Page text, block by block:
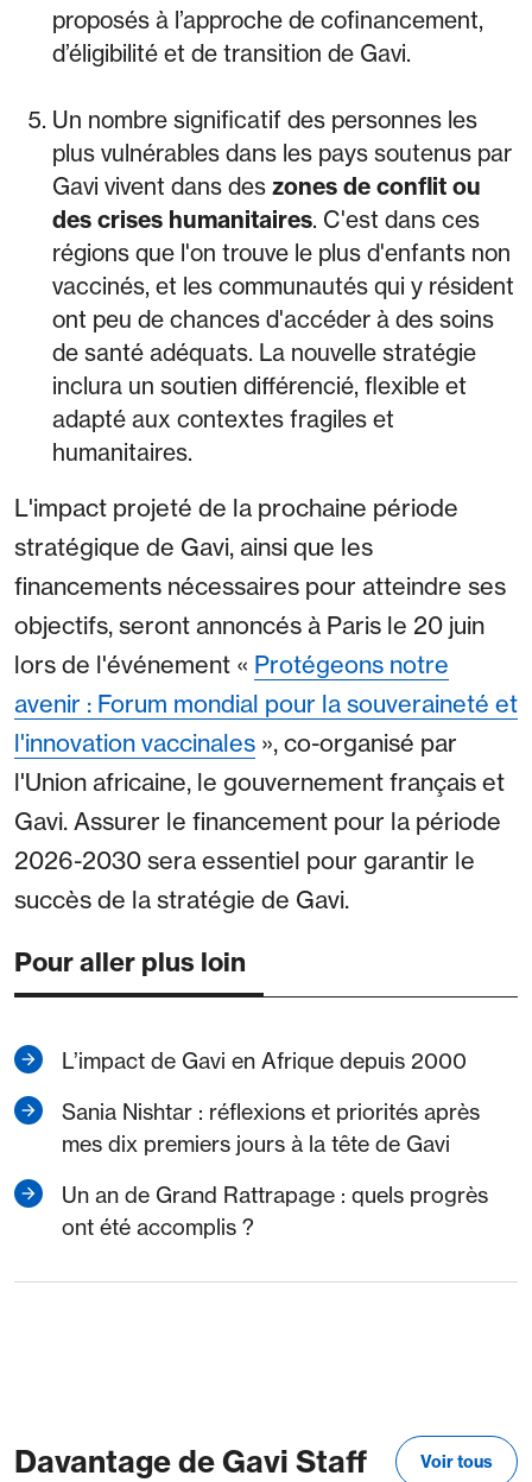
proposés à l’approche de cofinancement,
d’éligibilité et de transition de Gavi.
Un nombre significatif des personnes les
plus vulnérables dans les pays soutenus par
Gavi vivent dans des zones de conflit ou
des crises humanitaires. C'est dans ces
régions que l'on trouve le plus d'enfants non
vaccinés, et les communautés qui y résident
ont peu de chances d'accéder à des soins
de santé adéquats. La nouvelle stratégie
inclura un soutien différencié, flexible et
adapté aux contextes fragiles et
humanitaires.
L'impact projeté de la prochaine période
stratégique de Gavi, ainsi que les
financements nécessaires pour atteindre ses
objectifs, seront annoncés à Paris le 20 juin
lors de l'événement « Protégeons notre
avenir : Forum mondial pour la souveraineté et
l'innovation vaccinales », co-organisé par
l'Union africaine, le gouvernement français et
Gavi. Assurer le financement pour la période
2026-2030 sera essentiel pour garantir le
succès de la stratégie de Gavi.
Pour aller plus loin
L’impact de Gavi en Afrique depuis 2000
Sania Nishtar : réflexions et priorités après
mes dix premiers jours à la tête de Gavi
Un an de Grand Rattrapage : quels progrès
ont été accomplis ?
Davantage de Gavi Staff Voir tous